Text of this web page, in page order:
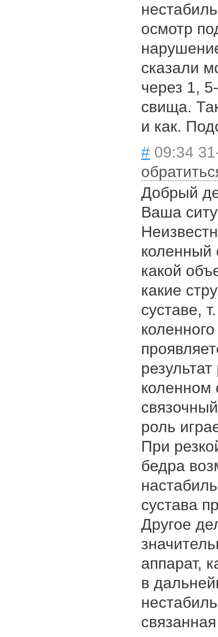
осмотр
сказали
через 1,
свища.
и как.
# 09:34
Добрый
Ваша
коленный
какой
какие
суставе,
коленном
роль
При
бедра
сустава
Другое
аппарат,
в